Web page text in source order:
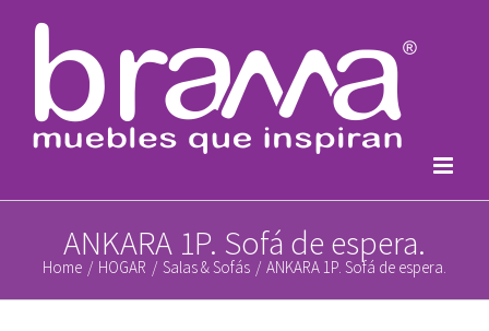
content
ANKARA 1P. Sofá de espera.
Home / HOGAR / Salas & Sofás / ANKARA 1P. Sofá de espera.